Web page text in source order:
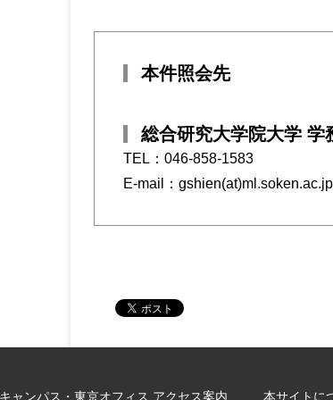
本件照会先
総合研究大学院大学 学
TEL：046-858-1583
E-mail：gshien(at)ml.soken.ac.jp
ャンパス・東京オフィス アクセス案内 本サイトに